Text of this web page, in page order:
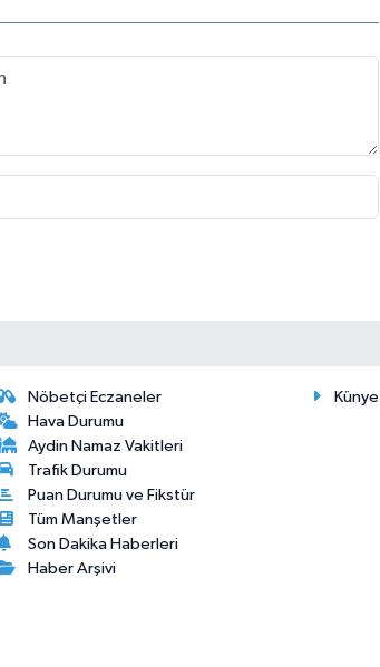
Nöbetçi Eczaneler
Hava Durumu
Aydin Namaz Vakitleri
Trafik Durumu
Puan Durumu ve Fikstür
Tüm Manşetler
Son Dakika Haberleri
Haber Arşivi
Künye